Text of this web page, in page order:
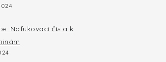
Nafukovací čísla k